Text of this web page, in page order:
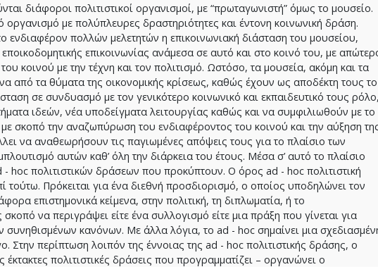
διάφοροι πολιτιστικοί οργανισμοί, με “πρωταγωνιστή” όμως το μουσείο.
οργανισμό με πολύπλευρες δραστηριότητες και έντονη κοινωνική δράση.
ενδιαφέρον πολλών μελετητών η επικοινωνιακή διάσταση του μουσείου,
επικοινωνίας ανάμεσα σε αυτό και στο κοινό του, με
κοινού με την τέχνη και τον πολιτισμό. Ωστόσο, τα μουσεία, ακόμη και τα
από τα θύματα της οικονομικής κρίσεως, καθώς έχουν ως αποδέκτη τους το
σε συνδυασμό με τον γενικότερο κοινωνικό και εκπαιδευτικό τους ρόλο,
ιδεών, νέα υποδείγματα λειτουργίας καθώς και να συμφιλιωθούν με το
σκοπό την αναζωπύρωση του ενδιαφέροντος του κοινού και την αύξηση
να αναθεωρήσουν τις παγιωμένες απόψεις τους για το πλαίσιο των
αυτών καθ’ όλη την διάρκεια του έτους. Μέσα σ’ αυτό το πλαίσιο
hoc πολιτιστικών δράσεων που προκύπτουν. Ο όρος ad - hoc πολιτιστική
τούτω. Πρόκειται για ένα διεθνή προσδιορισμό, ο οποίος υποδηλώνει τον
επιστημονικά κείμενα, στην πολιτική, τη διπλωματία, ή το
να περιγράψει είτε ένα συλλογισμό είτε μια πράξη που γίνεται για
συνηθισμένων κανόνων. Με άλλα λόγια, το ad - hoc σημαίνει μια
Στην περίπτωση λοιπόν της έννοιας της ad - hoc πολιτιστικής δράσης, ο
έκτακτες πολιτιστικές δράσεις που προγραμματίζει – οργανώνει ο